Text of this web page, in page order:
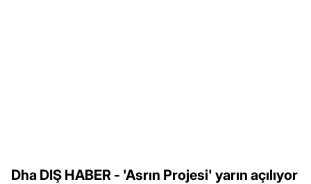
Dha DIŞ HABER - 'Asrın Projesi' yarın açılıyor